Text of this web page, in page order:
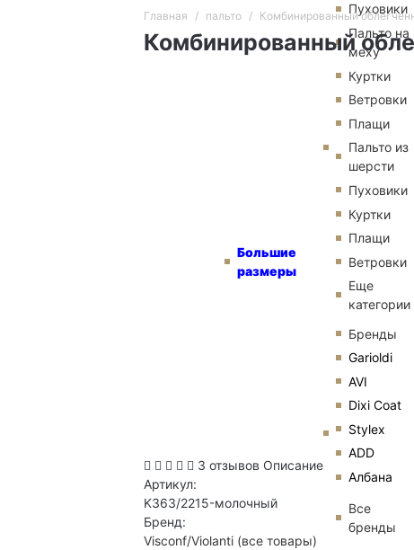
Большие
размеры
Пуховики
Пальто на
меху
Куртки
Ветровки
Плащи
Пальто из
шерсти
Пуховики
Куртки
Плащи
Ветровки
Еще
категории
Бренды
Garioldi
AVI
Dixi Coat
Stylex
ADD
Албана
Все
бренды
Главная пальто Комбинированный
Комбинированный
3 отзывов Описание
Артикул:
K363/2215-молочный
Бренд:
Visconf/Violanti (все товары)